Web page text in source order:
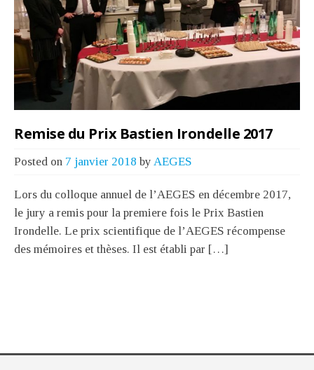
Remise du Prix Bastien Irondelle 2017
Posted on 7 janvier 2018 by AEGES
Lors du colloque annuel de l’AEGES en décembre 2017,
le jury a remis pour la premiere fois le Prix Bastien
Irondelle. Le prix scientifique de l’AEGES récompense
des mémoires et thèses. Il est établi par […]